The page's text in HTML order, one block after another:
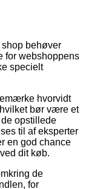
shop behøver
for webshoppens
specielt
hvorvidt
bør være et
opstillede
til af eksperter
en god chance
dit køb.
de
for